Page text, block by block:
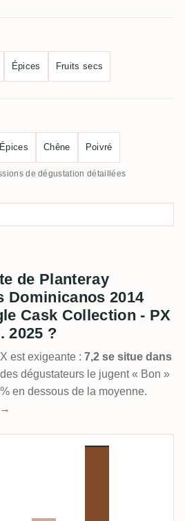
Épices Fruits secs
Épices Chêne Poivré
de dégustation détaillées
de Planteray
Dominicanos 2014
Cask Collection - PX
2025 ?
est exigeante : 7,2 se situe dans
dégustateurs le jugent « Bon »
en dessous de la moyenne.